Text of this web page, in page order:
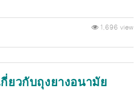
1,696 view
ยวกับถุงยางอนามัย